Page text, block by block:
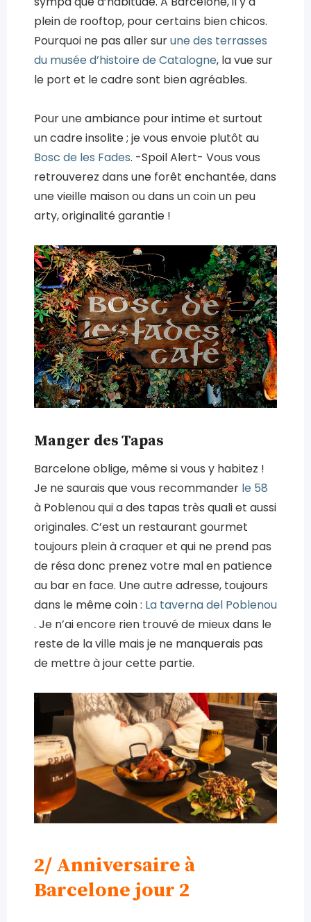
plein de rooftop, pour certains bien chicos.
Pourquoi ne pas aller surune des terrasses
du musée d’histoire de Catalogne, la vue sur
le port et le cadre sont bien agréables.
Pour une ambiance pour intime et surtout
un cadre insolite ; je vous envoie plutôt au
Bosc de les Fades. -Spoil Alert- Vous vous
retrouverez dans une forêt enchantée, dans
une vieille maison ou dans un coin un peu
arty, originalité garantie !
Manger des Tapas
Barcelone oblige, même si vous y habitez !
Je ne saurais que vous recommander le 58
à Poblenou qui a des tapas très quali et aussi
originales. C’est un restaurant gourmet
toujours plein à craquer et qui ne prend pas
de résa donc prenez votre mal en patience
au bar en face. Une autre adresse, toujours
dans le même coin : La taverna del Poblenou
. Je n’ai encore rien trouvé de mieux dans le
reste de la ville mais je ne manquerais pas
de mettre à jour cette partie.
2/ Anniversaire à
Barcelone jour 2